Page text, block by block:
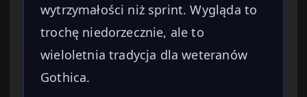
wytrzymałości niż sprint. Wygląda to
trochę niedorzecznie, ale to
wieloletnia tradycja dla weteranów
Gothica.